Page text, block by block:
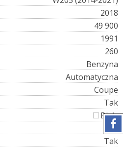
2018
49 900
1991
260
Benzyna
Automatyczna
Coupe
Tak
Biały
Tak
Tak